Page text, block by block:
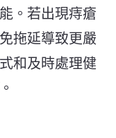
。若出現痔瘡
拖延導致更嚴
和及時處理健